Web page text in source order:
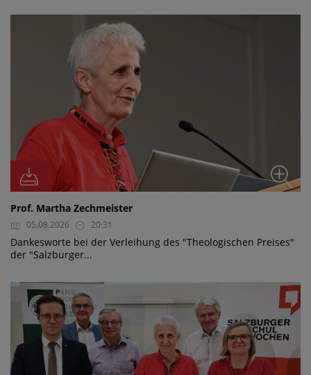
Prof. Martha Zechmeister
05.08.2026 20:31
Dankesworte bei der Verleihung des "Theologischen Preises"
der "Salzburger...